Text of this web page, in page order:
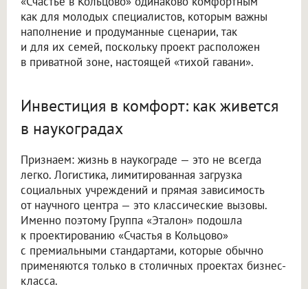
как для молодых специалистов, которым важны
наполнение и продуманные сценарии, так
и для их семей, поскольку проект расположен
в приватной зоне, настоящей «тихой гавани».
Инвестиция в комфорт: как живется
в наукоградах
Признаем: жизнь в наукограде — это не всегда
легко. Логистика, лимитированная загрузка
социальных учреждений и прямая зависимость
от научного центра — это классические вызовы.
Именно поэтому Группа «Эталон» подошла
к проектированию «Счастья в Кольцово»
с премиальными стандартами, которые обычно
применяются только в столичных проектах бизнес-
класса.